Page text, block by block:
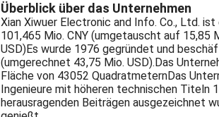
Überblick über das Unternehmen
Xian Xiwuer Electronic and Info. Co., Ltd.
101,465 Mio. CNY (umgetauscht auf 15,85
USD)Es wurde 1976 gegründet und
(umgerechnet 43,75 Mio. USD).Das
Fläche von 43052 QuadratmeternDas
Ingenieure mit höheren technischen Titeln
herausragenden Beiträgen ausgezeichnet